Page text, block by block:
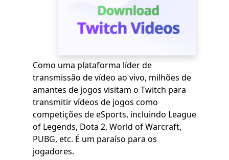
Como uma plataforma líder de
transmissão de vídeo ao vivo, milhões de
amantes de jogos visitam o Twitch para
transmitir vídeos de jogos como
competições de eSports, incluindo League
of Legends, Dota 2, World of Warcraft,
PUBG, etc. É um paraíso para os
jogadores.